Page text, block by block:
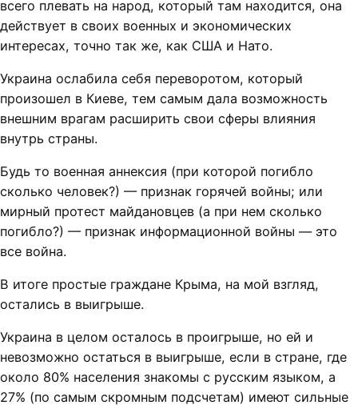
всего плевать на народ, который там находится, она
действует в своих военных и экономических
интересах, точно так же, как США и Нато.
Украина ослабила себя переворотом, который
произошел в Киеве, тем самым дала возможность
внешним врагам расширить свои сферы влияния
внутрь страны.
Будь то военная аннексия (при которой погибло
сколько человек?) — признак горячей войны; или
мирный протест майдановцев (а при нем сколько
погибло?) — признак информационной войны — это
все война.
В итоге простые граждане Крыма, на мой взгляд,
остались в выигрыше.
Украина в целом осталось в проигрыше, но ей и
невозможно остаться в выигрыше, если в стране, где
около 80% населения знакомы с русским языком, а
27% (по самым скромным подсчетам) имеют сильные